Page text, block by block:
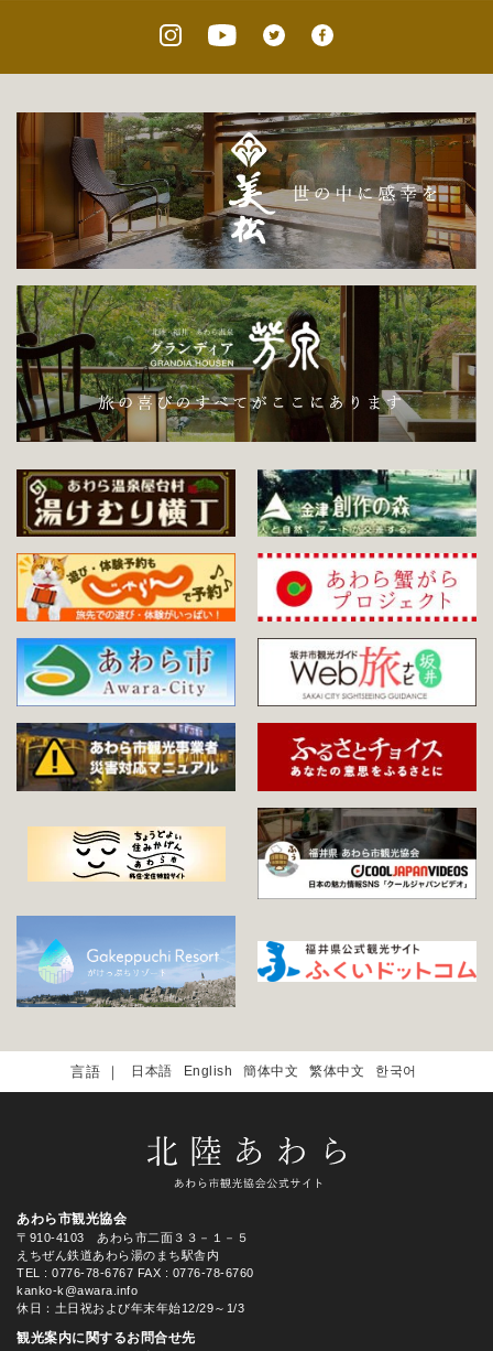
日本語 English 簡体中文 繁体中文 한국어
あわら市観光協会
〒910-4103 あわら市二面３３－１－５
えちぜん鉄道あわら湯のまち駅舎内
TEL
: 0776-78-6767 FAX : 0776-78-6760
kanko-k@awara.info
休日：土日祝および年末年始12/29～1/3
観光案内に関するお問合せ先